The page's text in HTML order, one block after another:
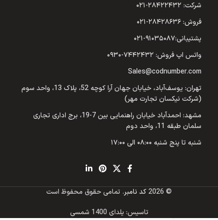
شرکت: ۲۸۴۲۲۴۳۲-۰۲۱
فروش: ۲۸۴۲۸۶۳۶-۰۲۱
پشتیبانی:۹۱۰۳۵۰۸۷-۰۲۱
واتس اپ فروش: ۷۴۴۲۴۳۲-۰۹۳۰
Sales@codnumber.com
تهران: یوسف‌آباد، خیابان جهان آرا کوچه 52، پلاک 13، واحد سوم
(شرکت نیکسان تجارت مهر)
مشهد: احمدآباد خیابان راهنمایی بین 7-19، برج اداری تجاری
سلمان طبقه 11، واحد دوم
شنبه تا پنج شنبه ۰۸:۰۰ الی ۱۷:۰۰
© 2026 کد نامبر. تمامی حقوق محفوظ است
تاسیس: یلدای 1400 شمسی